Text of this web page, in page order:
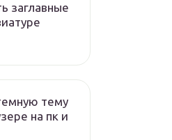
заглавные
тему
на пк и